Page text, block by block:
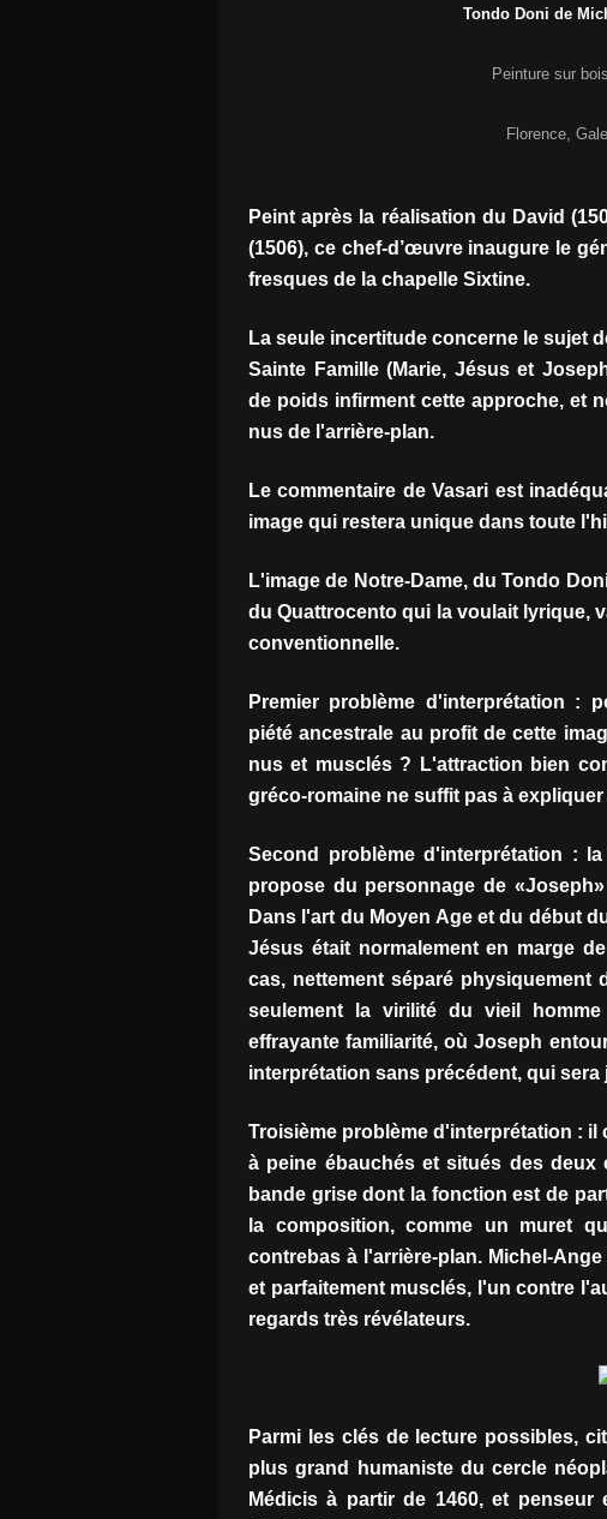
Tondo Doni de
Peinture sur
Florence,
Peint après la réalisation du David
(1506), ce chef-d’œuvre inaugure le
fresques de la chapelle Sixtine.
La seule incertitude concerne le sujet
Sainte Famille (Marie, Jésus et
de poids infirment cette approche, et
nus de l'arrière-plan.
Le commentaire de Vasari est
image qui restera unique dans toute
L'image de Notre-Dame, du Tondo
du Quattrocento qui la voulait lyrique,
conventionnelle.
Premier problème d'interprétation :
piété ancestrale au profit de cette
nus et musclés ? L'attraction bien
gréco-romaine ne suffit pas à
Second problème d'interprétation :
propose du personnage de
Dans l'art du Moyen Age et du début
Jésus était normalement en marge
cas, nettement séparé physiquement
seulement la virilité du vieil
effrayante familiarité, où Joseph
interprétation sans précédent, qui sera
Troisième problème d'interprétation :
à peine ébauchés et situés des
bande grise dont la fonction est de
la composition, comme un muret
contrebas à l'arrière-plan. Michel-
et parfaitement musclés, l'un contre
regards très révélateurs.
Parmi les clés de lecture possibles,
plus grand humaniste du cercle
Médicis à partir de 1460, et penseur